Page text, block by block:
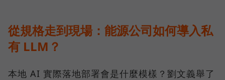
從規格走到現場：能源公司如何導入私
有 LLM？
本地 AI 實際落地部署會是什麼模樣？劉文義舉了